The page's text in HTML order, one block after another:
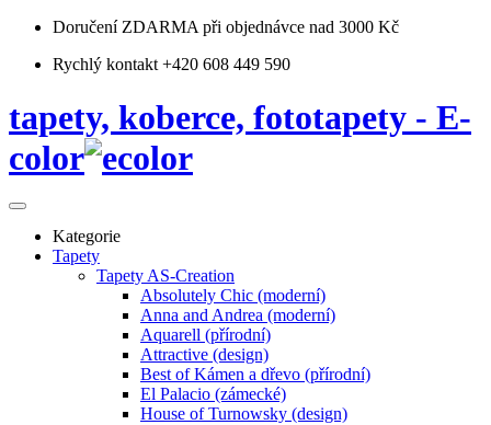
Doručení ZDARMA při objednávce nad 3000 Kč
Rychlý kontakt +420 608 449 590
tapety, koberce, fototapety - E-
color
Kategorie
Tapety
Tapety AS-Creation
Absolutely Chic (moderní)
Anna and Andrea (moderní)
Aquarell (přírodní)
Attractive (design)
Best of Kámen a dřevo (přírodní)
El Palacio (zámecké)
House of Turnowsky (design)